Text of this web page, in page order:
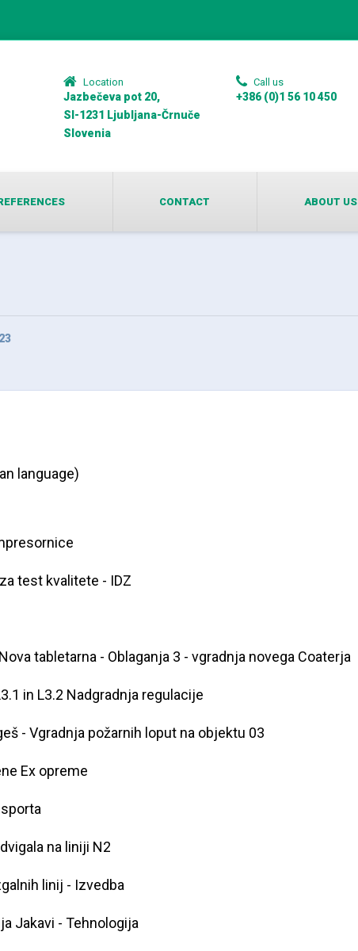
CONTACT ABOUT US
Location
Jazbečeva pot 20,
SI-1231 Ljubljana-Črnuče
Slovenia
Call us
+386 (0)1 56 10 450
language)
test kvalitete - IDZ
tabletarna - Oblaganja 3 - vgradnja novega Coaterja
in L3.2 Nadgradnja regulacije
- Vgradnja požarnih loput na objektu 03
Ex opreme
na liniji N2
linij - Izvedba
Jakavi - Tehnologija